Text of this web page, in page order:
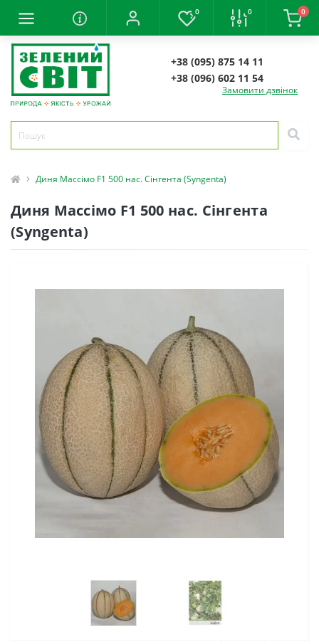
0 0 0
+38 (095) 875 14 11
+38 (096) 602 11 54
Замовити дзвінок
Диня Массімо F1 500 нас. Сінгента (Syngenta)
Диня Массімо F1 500 нас. Сінгента
(Syngenta)